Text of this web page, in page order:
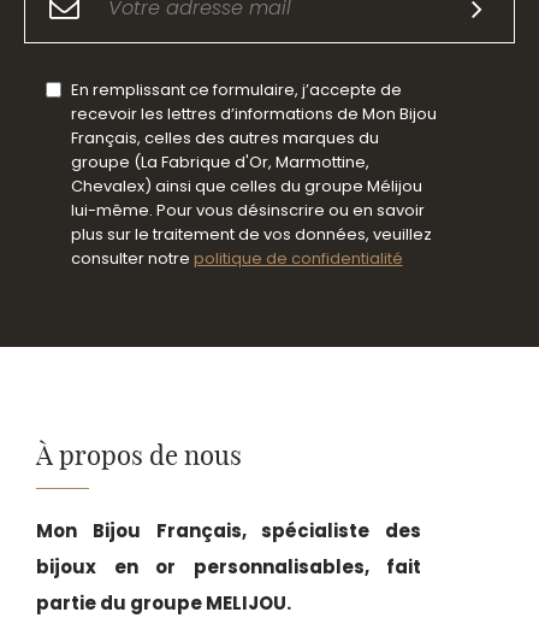
En remplissant ce formulaire, j’accepte de
recevoir les lettres d’informations de Mon Bijou
Français, celles des autres marques du
groupe (La Fabrique d'Or, Marmottine,
Chevalex) ainsi que celles du groupe Mélijou
lui-même. Pour vous désinscrire ou en savoir
plus sur le traitement de vos données, veuillez
consulter notre politique de confidentialité
À propos de nous
Mon Bijou Français, spécialiste des
bijoux en or personnalisables, fait
partie du groupe MELIJOU.